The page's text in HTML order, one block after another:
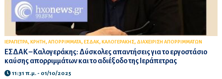
ΙΕΡΑΠΕΤΡΑ, ΚΡΗΤΗ , ΑΠΟΡΡΙΜΜΑΤΑ, ΕΣΔΑΚ, ΚΑΛΟΓΕΡΑΚΗΣ, ΔΙΑΧΕΙΡΙΣΗ ΑΠΟΡΡΙΜΜΑΤΩΝ
ΕΣΔΑΚ – Καλογεράκης: Δύσκολες απαντήσεις για το εργοστάσιο
καύσης απορριμμάτων και το αδιέξοδο της Ιεράπετρας
11:31 π.μ. - 01/10/2025